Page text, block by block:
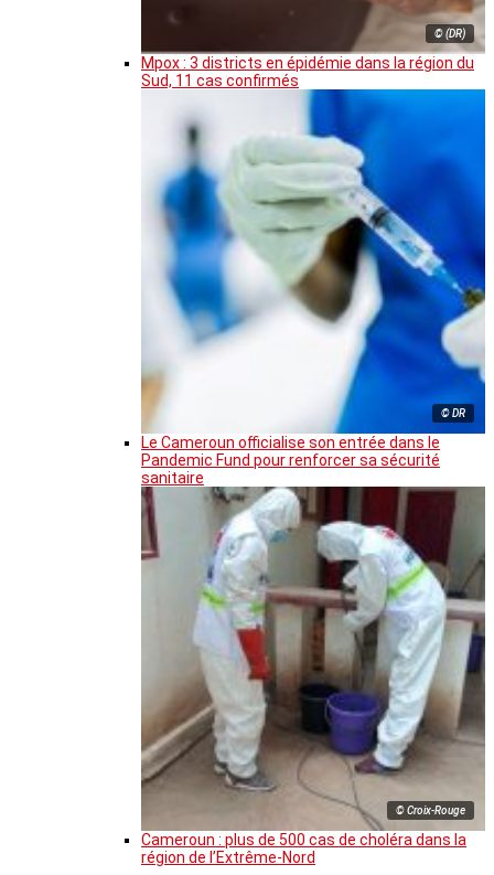
© (DR)
Mpox : 3 districts en épidémie dans la région du
Sud, 11 cas confirmés
© DR
Le Cameroun officialise son entrée dans le
Pandemic Fund pour renforcer sa sécurité
sanitaire
© Croix-Rouge
Cameroun : plus de 500 cas de choléra dans la
région de l’Extrême-Nord